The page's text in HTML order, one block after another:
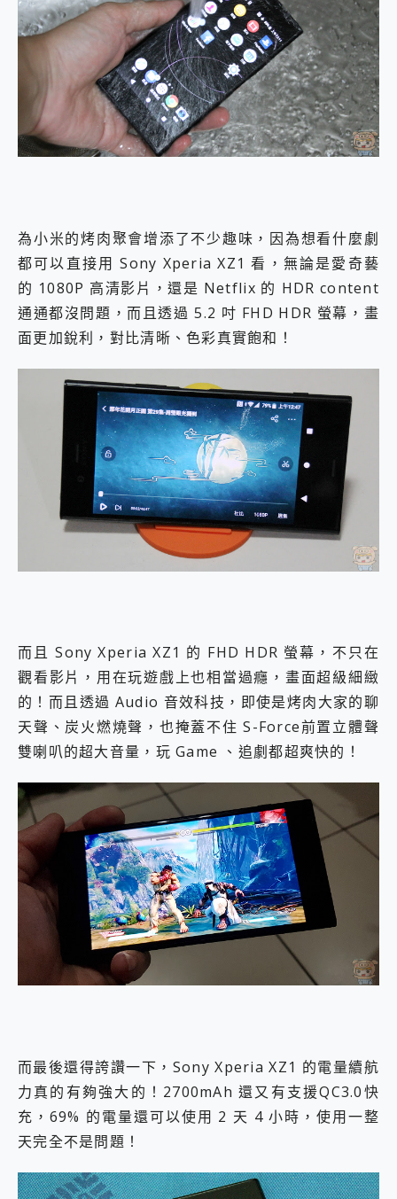
為小米的烤肉聚會增添了不少趣味，因為想看什麼劇
都可以直接用 Sony Xperia XZ1 看，無論是愛奇藝
的 1080P 高清影片，還是 Netflix 的 HDR content
通通都沒問題，而且透過 5.2 吋 FHD HDR 螢幕，畫
面更加銳利，對比清晰、色彩真實飽和！
而且 Sony Xperia XZ1 的 FHD HDR 螢幕，不只在
觀看影片，用在玩遊戲上也相當過癮，畫面超級細緻
的！而且透過 Audio 音效科技，即使是烤肉大家的聊
天聲、炭火燃燒聲，也掩蓋不住 S-Force前置立體聲
雙喇叭的超大音量，玩 Game 、追劇都超爽快的！
而最後還得誇讚一下，Sony Xperia XZ1 的電量續航
力真的有夠強大的！2700mAh 還又有支援QC3.0快
充，69% 的電量還可以使用 2 天 4 小時，使用一整
天完全不是問題！